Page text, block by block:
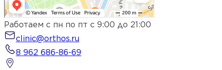
Работаем с пн по пт с 9:00 до 21:00
clinic@orthos.ru
8 962 686-86-69